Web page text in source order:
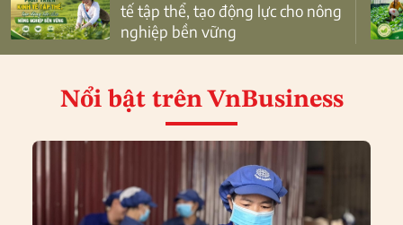
tế tập thể, tạo động lực cho nông
nghiệp bền vững
Nổi bật trên VnBusiness